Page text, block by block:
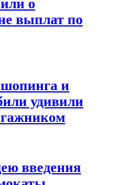
о
выплат по
и
удивили
введения